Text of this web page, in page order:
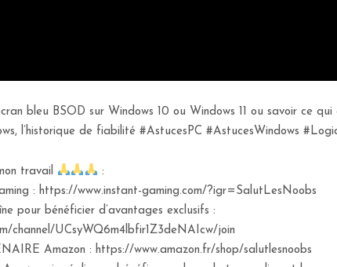
bleu BSOD sur Windows 10 ou Windows 11 ou savoir ce
l’historique de fiabilité #AstucesPC #AstucesWindows
travail
:
: https://www.instant-gaming.com/?igr=SalutLesNoobs
pour bénéficier d’avantages exclusifs :
channel/UCsyWQ6m4lbfir1Z3deNAIcw/join
Amazon : https://www.amazon.fr/shop/salutlesnoobs